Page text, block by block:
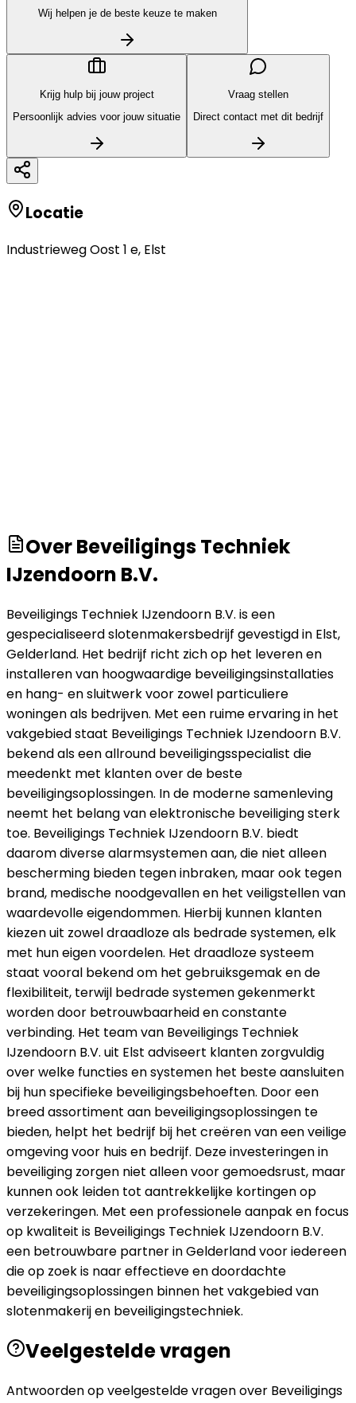
Wij helpen je de beste keuze te maken
Krijg hulp bij jouw project
Persoonlijk advies voor jouw situatie
Vraag stellen
Direct contact met dit bedrijf
Locatie
Industrieweg Oost 1 e, Elst
OverBeveiligings Techniek
IJzendoorn B.V.
Beveiligings Techniek IJzendoorn B.V. is een
gespecialiseerd slotenmakersbedrijf gevestigd in Elst,
Gelderland. Het bedrijf richt zich op het leveren en
installeren van hoogwaardige beveiligingsinstallaties
en hang- en sluitwerk voor zowel particuliere
woningen als bedrijven. Met een ruime ervaring in het
vakgebied staat Beveiligings Techniek IJzendoorn B.V.
bekend als een allround beveiligingsspecialist die
meedenkt met klanten over de beste
beveiligingsoplossingen. In de moderne samenleving
neemt het belang van elektronische beveiliging sterk
toe. Beveiligings Techniek IJzendoorn B.V. biedt
daarom diverse alarmsystemen aan, die niet alleen
bescherming bieden tegen inbraken, maar ook tegen
brand, medische noodgevallen en het veiligstellen van
waardevolle eigendommen. Hierbij kunnen klanten
kiezen uit zowel draadloze als bedrade systemen, elk
met hun eigen voordelen. Het draadloze systeem
staat vooral bekend om het gebruiksgemak en de
flexibiliteit, terwijl bedrade systemen gekenmerkt
worden door betrouwbaarheid en constante
verbinding. Het team van Beveiligings Techniek
IJzendoorn B.V. uit Elst adviseert klanten zorgvuldig
over welke functies en systemen het beste aansluiten
bij hun specifieke beveiligingsbehoeften. Door een
breed assortiment aan beveiligingsoplossingen te
bieden, helpt het bedrijf bij het creëren van een veilige
omgeving voor huis en bedrijf. Deze investeringen in
beveiliging zorgen niet alleen voor gemoedsrust, maar
kunnen ook leiden tot aantrekkelijke kortingen op
verzekeringen. Met een professionele aanpak en focus
op kwaliteit is Beveiligings Techniek IJzendoorn B.V.
een betrouwbare partner in Gelderland voor iedereen
die op zoek is naar effectieve en doordachte
beveiligingsoplossingen binnen het vakgebied van
slotenmakerij en beveiligingstechniek.
Veelgestelde vragen
Antwoorden op veelgestelde vragen over Beveiligings